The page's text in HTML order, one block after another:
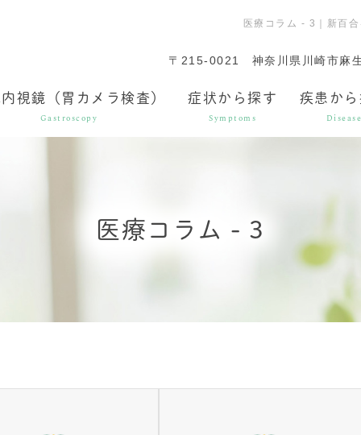
医療コラム - 3｜新百
〒215-0021 神奈川県川崎市麻
視鏡（胃カメラ検査）
Gastroscopy
症状から探す
Symptoms
疾患から
Disease
医療コラム - 3